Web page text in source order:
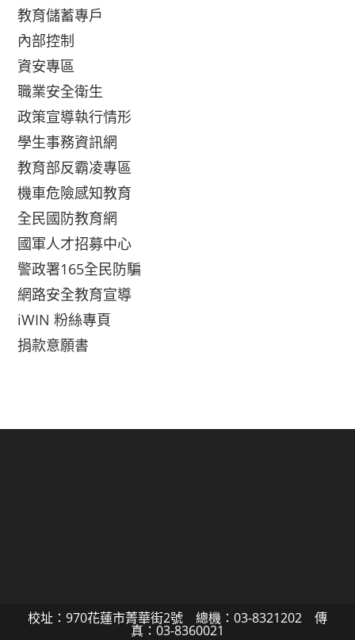
教育儲蓄專戶
內部控制
資安專區
職業安全衛生
政策宣導執行情形
學生事務資訊網
教育部反霸凌專區
機車危險感知教育
全民國防教育網
國軍人才招募中心
警政署165全民防騙
網路安全教育宣導
iWIN 粉絲專頁
捐款意願書
校址：970花蓮市菁華街2號 總機：03-8321202 傳
真：03-8360021